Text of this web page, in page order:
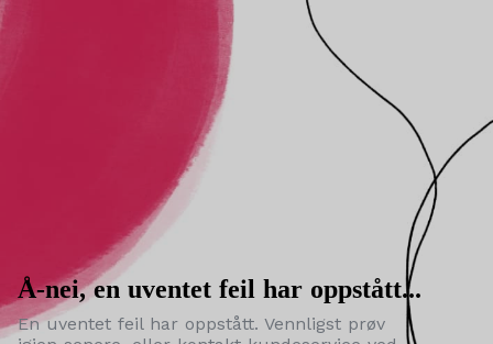
Å-nei, en uventet feil har oppstått...
En uventet feil har oppstått. Vennligst prøv